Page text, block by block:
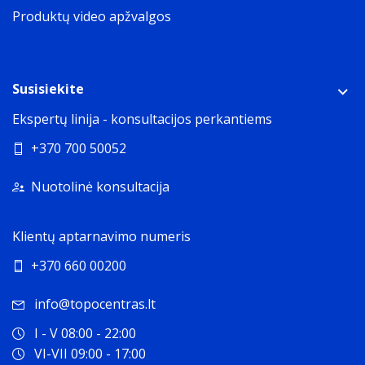
5,37 kg
Produktų video apžvalgos
Susisiekite
Ekspertų linija - konsultacijos perkantiems
+370 700 50052
Nuotolinė konsultacija
Klientų aptarnavimo numeris
+370 660 00200
info@topocentras.lt
I - V 08:00 - 22:00
VI-VII 09:00 - 17:00